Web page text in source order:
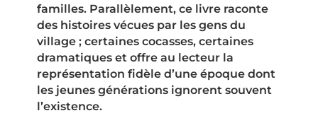
familles. Parallèlement, ce livre raconte
des histoires vécues par les gens du
village ; certaines cocasses, certaines
dramatiques et offre au lecteur la
représentation fidèle d’une époque dont
les jeunes générations ignorent souvent
l’existence.